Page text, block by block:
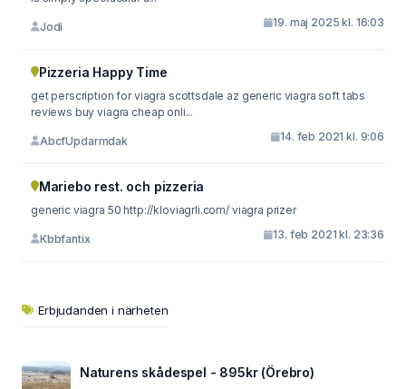
Jodi 19. maj 2025 kl. 16:03
Pizzeria Happy Time
get perscription for viagra scottsdale az generic viagra soft tabs
reviews buy viagra cheap onli...
AbcfUpdarmdak 14. feb 2021 kl. 9:06
Mariebo rest. och pizzeria
generic viagra 50 http://kloviagrli.com/ viagra prizer
Kbbfantix 13. feb 2021 kl. 23:36
Erbjudanden i närheten
Naturens skådespel - 895kr (Örebro)